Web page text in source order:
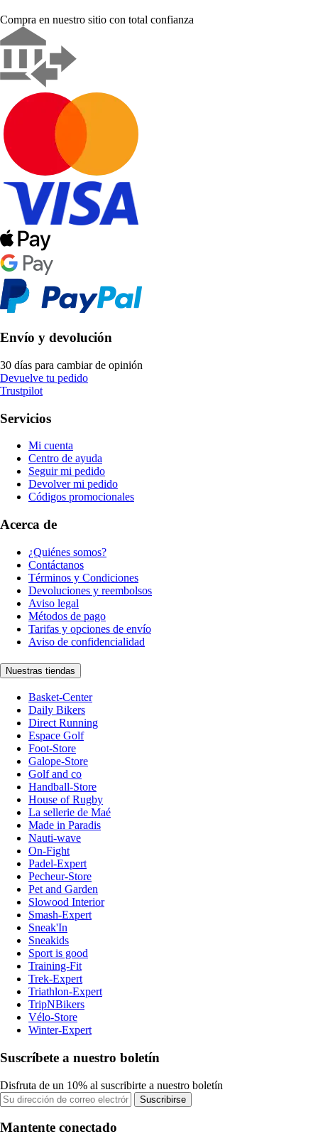
Compra en nuestro sitio con total confianza
Envío y devolución
30 días para cambiar de opinión
Devuelve tu pedido
Trustpilot
Servicios
Mi cuenta
Centro de ayuda
Seguir mi pedido
Devolver mi pedido
Códigos promocionales
Acerca de
¿Quiénes somos?
Contáctanos
Términos y Condiciones
Devoluciones y reembolsos
Aviso legal
Métodos de pago
Tarifas y opciones de envío
Aviso de confidencialidad
Nuestras tiendas
Basket-Center
Daily Bikers
Direct Running
Espace Golf
Foot-Store
Galope-Store
Golf and co
Handball-Store
House of Rugby
La sellerie de Maé
Made in Paradis
Nauti-wave
On-Fight
Padel-Expert
Pecheur-Store
Pet and Garden
Slowood Interior
Smash-Expert
Sneak'In
Sneakids
Sport is good
Training-Fit
Trek-Expert
Triathlon-Expert
TripNBikers
Vélo-Store
Winter-Expert
Suscríbete a nuestro boletín
Disfruta de un 10% al suscribirte a nuestro boletín
Suscribirse
Mantente conectado